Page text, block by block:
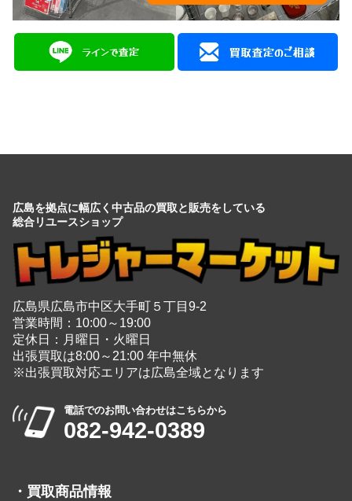
広島を拠点に幅広く中古品の買取と販売をしている
総合リユースショップ
広島県広島市中区大手町５丁目9-2
営業時間：10:00～19:00
定休日：月曜日・火曜日
出張買取は8:00～21:00 年中無休
※出張買取対応エリアは広島全域となります
電話でのお問い合わせはこちらから
082-942-0389
・ 買取商品情報